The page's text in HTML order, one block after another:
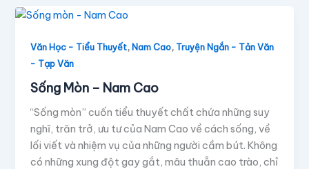
Văn Học - Tiểu Thuyết,Nam Cao, Truyện Ngắn - Tản Văn
- Tạp Văn
Sống Mòn – Nam Cao
“Sống mòn” cuốn tiểu thuyết chất chứa những suy
nghĩ, trăn trở, ưu tư của Nam Cao về cách sống, về
lối viết và nhiệm vụ của những người cầm bút. Không
có những xung đột gay gắt, mâu thuẫn cao trào, chỉ